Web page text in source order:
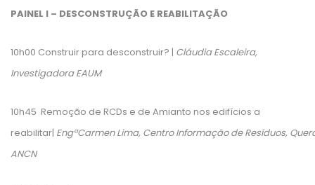
PAINEL I – DESCONSTRUÇÃO E REABILITAÇÃO
10h00 Construir para desconstruir? | Cláudia Escaleira,
Investigadora EAUM
10h45 Remoção de RCDs e de Amianto nos edifícios a
reabilitar| EngªCarmen Lima, Centro Informação de Resíduos,
ANCN